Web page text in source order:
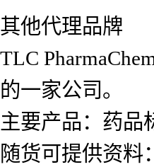
其他代理品牌
TLC
的一家公司。
主要产品：药品
随货可提供资料